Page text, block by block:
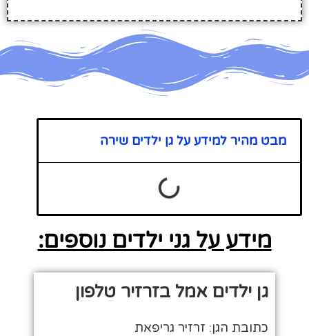
מבט מהיר למידע על גן ילדים שירה
מידע על גני ילדים נוספים:
גן ילדים אמל בזרזיר טלפון
כתובת הגן: זרזיר גריפאת